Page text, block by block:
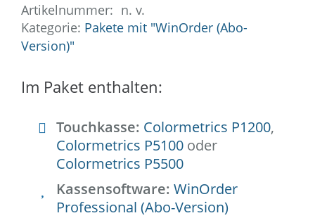
WinOrder
(Abo-
Version)
Artikelnummer: n. v.
Kategorie: Pakete mit "WinOrder (Abo-
Version)"
Im Paket enthalten:
Touchkasse: Colormetrics P1200,
Colormetrics P5100 oder
Colormetrics P5500
Kassensoftware: WinOrder
Professional (Abo-Version)